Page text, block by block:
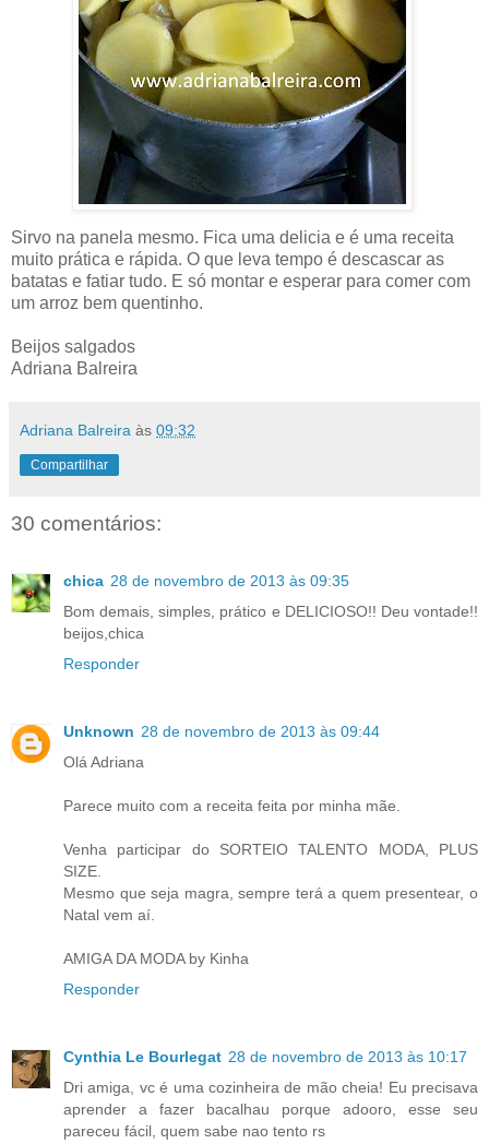
Sirvo na panela mesmo. Fica uma delicia e é uma receita
muito prática e rápida. O que leva tempo é descascar as
batatas e fatiar tudo. E só montar e esperar para comer com
um arroz bem quentinho.
Beijos salgados
Adriana Balreira
Adriana Balreira às 09:32
Compartilhar
30 comentários:
chica 28 de novembro de 2013 às 09:35
Bom demais, simples, prático e DELICIOSO!! Deu vontade!!
beijos,chica
Responder
Unknown 28 de novembro de 2013 às 09:44
Olá Adriana
Parece muito com a receita feita por minha mãe.
Venha participar do SORTEIO TALENTO MODA, PLUS
SIZE.
Mesmo que seja magra, sempre terá a quem presentear, o
Natal vem aí.
AMIGA DA MODA by Kinha
Responder
Cynthia Le Bourlegat 28 de novembro de 2013 às 10:17
Dri amiga, vc é uma cozinheira de mão cheia! Eu precisava
aprender a fazer bacalhau porque adooro, esse seu
pareceu fácil, quem sabe nao tento rs